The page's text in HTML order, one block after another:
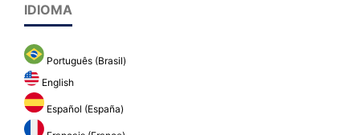
IDIOMA
Português (Brasil)
English
Español (España)